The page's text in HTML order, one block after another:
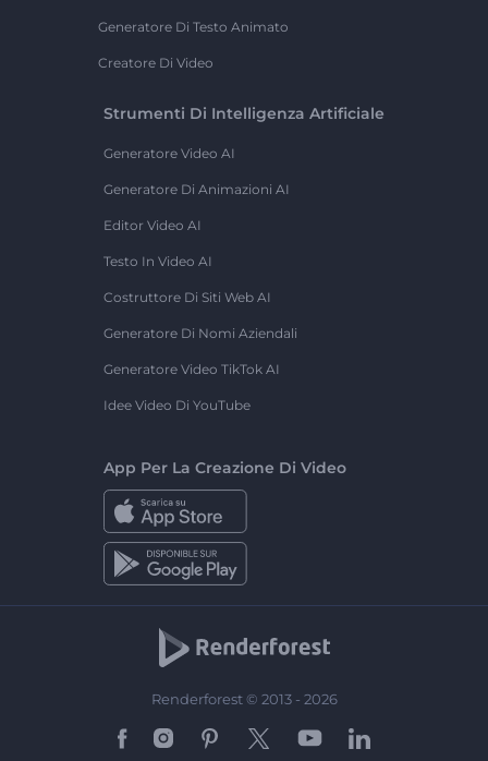
Generatore Di Testo Animato
Creatore Di Video
Strumenti Di Intelligenza Artificiale
Generatore Video AI
Generatore Di Animazioni AI
Editor Video AI
Testo In Video AI
Costruttore Di Siti Web AI
Generatore Di Nomi Aziendali
Generatore Video TikTok AI
Idee Video Di YouTube
App Per La Creazione Di Video
Renderforest © 2013 - 2026